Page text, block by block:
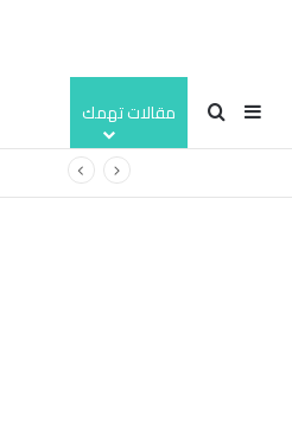
إضافة عمود جانبي
بحث عنمقالات تهمك